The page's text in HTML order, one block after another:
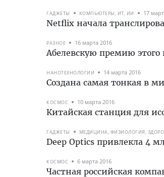
ГАДЖЕТЫ КОМПЬЮТЕРЫ, ИТ, ИИ 17
Netflix начала
РАЗНОЕ 16 марта 2016
Абелевскую премию этого
НАНОТЕХНОЛОГИИ 14 марта 2016
Создана самая тонкая в
КОСМОС 10 марта 2016
Китайская станция для
ГАДЖЕТЫ МЕДИЦИНА, ФИЗИОЛОГИЯ,
Deep Optics привлекла 4
КОСМОС 6 марта 2016
Частная российская